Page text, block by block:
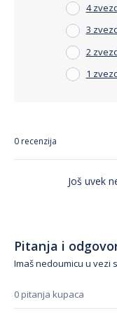
4
3
2
1
0 recenzija
Još uvek
Pitanja i
Imaš nedoumicu u vezi
0 pitanja kupaca